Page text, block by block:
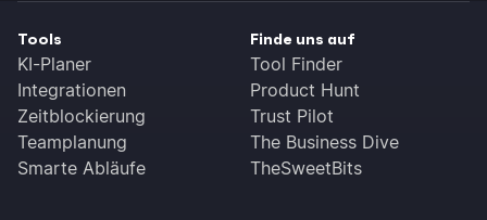
Tools
KI-Planer
Integrationen
Zeitblockierung
Teamplanung
Smarte Abläufe
Finde uns auf
Tool Finder
Product Hunt
Trust Pilot
The Business Dive
TheSweetBits